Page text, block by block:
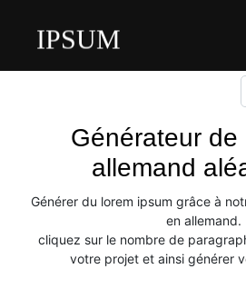
IPSUM
Générateur de
allemand
Générer du lorem ipsum grâce à
en allemand.
cliquez sur le nombre de
votre projet et ainsi générer